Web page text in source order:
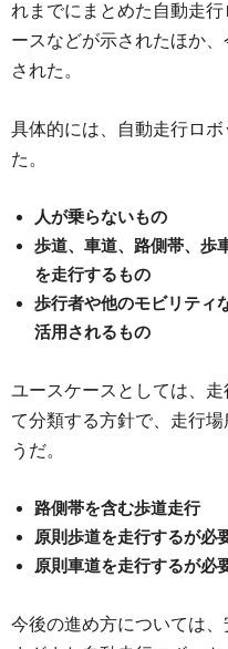
れまでにまとめた自動走
ースなどが示されたほか
された。
具体的には、自動走行ロ
た。
人が乗らないもの
歩道、車道、路側帯、歩
を走行するもの
歩行者や他のモビリティ
活用されるもの
ユースケースとしては、
て分類する方針で、走行
うだ。
路側帯を含む歩道走行
原則歩道を走行するが必
原則車道を走行するが必
今後の進め方については